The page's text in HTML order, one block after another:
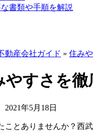
書類や手順を解説
動産会社ガイド » 住み
やすさを徹
2021年5月18日
とありませんか？西